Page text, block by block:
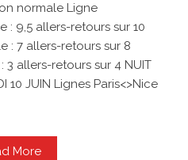
normale Ligne
: 9,5 allers-retours sur 10
: 7 allers-retours sur 8
3 allers-retours sur 4 NUIT
10 JUIN Lignes Paris<>Nice
More